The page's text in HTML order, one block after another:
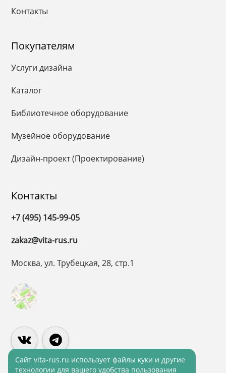
Контакты
Покупателям
Услуги дизайна
Каталог
Библиотечное оборудование
Музейное оборудование
Дизайн-проект (Проектирование)
Контакты
+7 (495) 145-99-05
zakaz@vita-rus.ru
Москва, ул. Трубецкая, 28, стр.1
Cайт vita-rus.ru использует файлы куки и другие
технологии для вашего удобства пользования